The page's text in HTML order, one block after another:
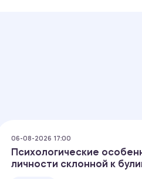
06-08-2026 17:00
Психологические
личности склонной к